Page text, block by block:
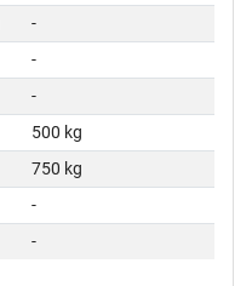
-
-
-
500 kg
750 kg
-
-